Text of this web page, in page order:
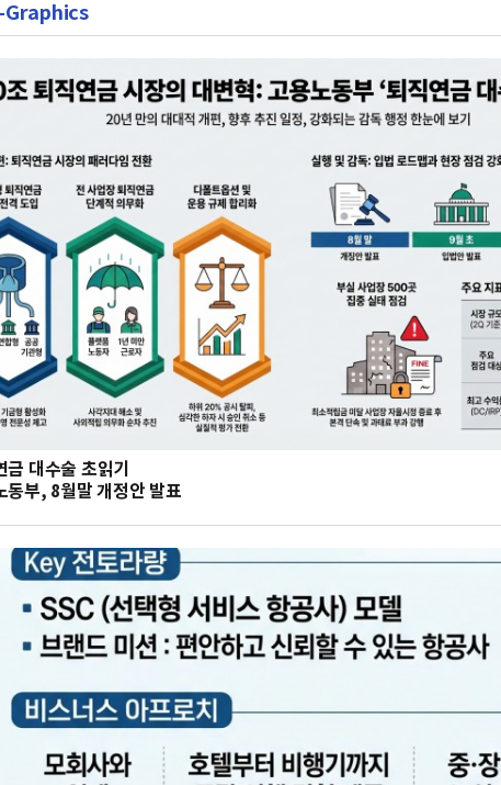
금 대수술 초읽기
동부, 8월말 개정안 발표